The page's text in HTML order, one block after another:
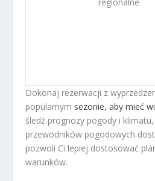
Dokonaj rezerwacji z
popularnym sezonie, aby mieć
śledź prognozy pogody i
przewodników pogodowych
pozwoli Ci lepiej dostosować
warunków.